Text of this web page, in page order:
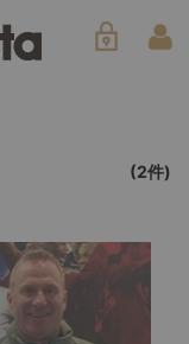
(2件)